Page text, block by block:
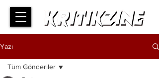
Yazı
Tüm Gönderiler